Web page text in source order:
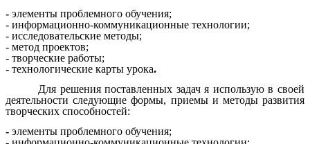
- элементы проблемного обучения;
- информационно-коммуникационные технологии;
- исследовательские методы;
- метод проектов;
- творческие работы;
- технологические карты урока.
Для решения поставленных задач я использую в своей
деятельности следующие формы, приемы и методы развития
творческих способностей:
- элементы проблемного обучения;